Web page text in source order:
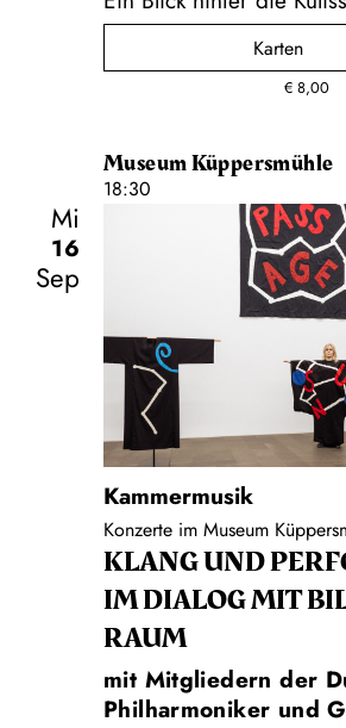
Karten
€ 8,00
Museum Küppersmühle
18:30
Mi
16
Sep
Kammermusik
Konzerte im Museum
KLANG UND
IM DIALOG MIT
RAUM
mit Mitgliedern der
Philharmoniker und